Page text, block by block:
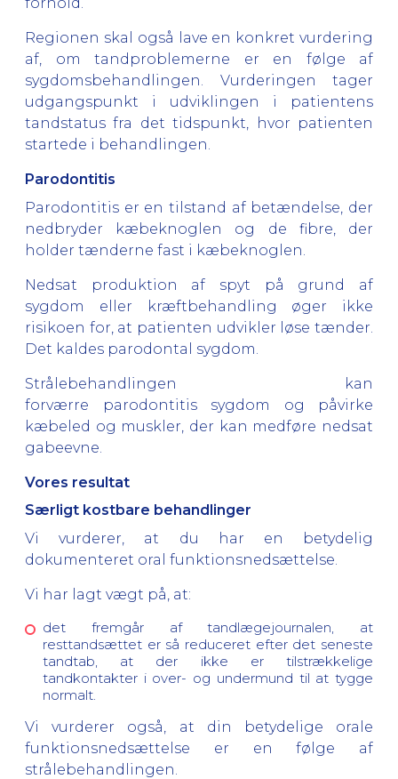
Regionen skal også lave en konkret vurdering
af, om tandproblemerne er en følge af
sygdomsbehandlingen. Vurderingen tager
udgangspunkt i udviklingen i patientens
tandstatus fra det tidspunkt, hvor patienten
startede i behandlingen.
Parodontitis
Parodontitis er en tilstand af betændelse, der
nedbryder kæbeknoglen og de fibre, der
holder tænderne fast i kæbeknoglen.
Nedsat produktion af spyt på grund af
sygdom eller kræftbehandling øger ikke
risikoen for, at patienten udvikler løse tænder.
Det kaldes parodontal sygdom.
Strålebehandlingen kan
forværre parodontitis sygdom og påvirke
kæbeled og muskler, der kan medføre nedsat
gabeevne.
Vores resultat
Særligt kostbare behandlinger
Vi vurderer, at du har en betydelig
dokumenteret oral funktionsnedsættelse.
Vi har lagt vægt på, at:
det fremgår af tandlægejournalen, at
resttandsættet er så reduceret efter det seneste
tandtab, at der ikke er tilstrækkelige
tandkontakter i over- og undermund til at tygge
normalt.
Vi vurderer også, at din betydelige orale
funktionsnedsættelse er en følge af
strålebehandlingen.